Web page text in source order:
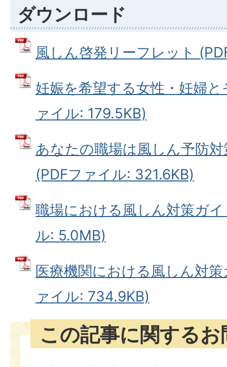
ダウンロード
風しん啓発リーフレット
妊娠を希望する女性・妊婦
ァイル: 179.5KB)
あなたの職場は風しん予防
(PDFファイル: 321.6KB)
職場における風しん対策ガ
ル: 5.0MB)
医療機関における風しん対
ァイル: 734.9KB)
この記事に関する